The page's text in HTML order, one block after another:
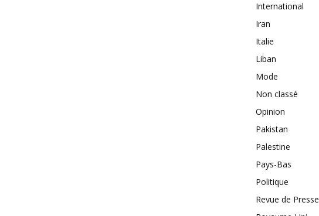
International
Iran
Italie
Liban
Mode
Non classé
Opinion
Pakistan
Palestine
Pays-Bas
Politique
Revue de Presse